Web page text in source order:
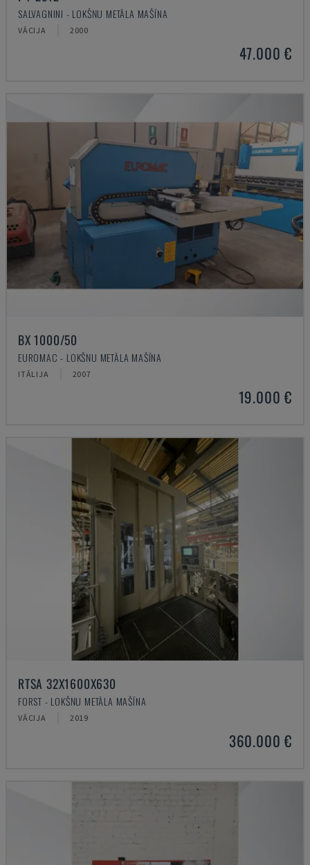
SALVAGNINI - LOKŠŅU METĀLA MAŠĪNA
VĀCIJA 2000
47.000 €
BX 1000/50
EUROMAC - LOKŠŅU METĀLA MAŠĪNA
ITĀLIJA 2007
19.000 €
RTSA 32X1600X630
FORST - LOKŠŅU METĀLA MAŠĪNA
VĀCIJA 2019
360.000 €